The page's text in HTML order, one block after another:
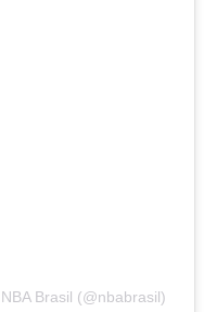
Brasil (@nbabrasil)